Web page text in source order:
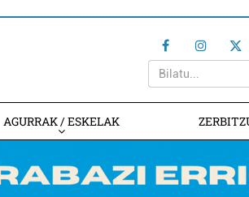
AGURRAK / ESKELAK